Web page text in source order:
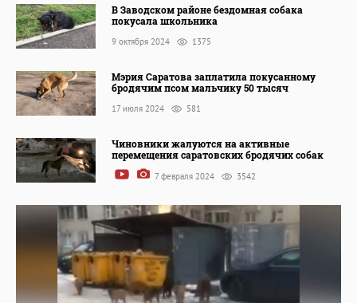
В Заводском районе бездомная собака
покусала школьника
9 октября 2024 1375
Мэрия Саратова заплатила покусанному
бродячим псом мальчику 50 тысяч
17 июля 2024 581
Чиновники жалуются на активные
перемещения саратовских бродячих собак
7 февраля 2024 3542